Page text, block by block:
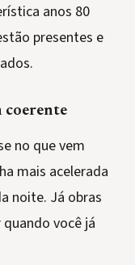
anos 80
presentes e
coerente
no que vem
mais acelerada
noite. Já obras
você já